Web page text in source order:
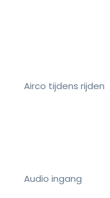
Airco tijdens rijden
Audio ingang